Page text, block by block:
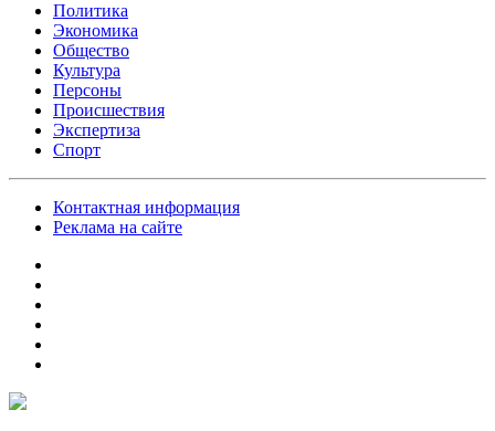
Политика
Экономика
Общество
Культура
Персоны
Происшествия
Экспертиза
Спорт
Контактная информация
Реклама на сайте